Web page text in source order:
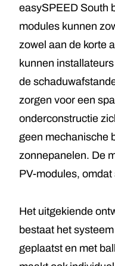
easySPEED South
modules kunnen
zowel aan de korte
kunnen
de
zorgen voor een
onderconstructie
geen mechanische
zonnepanelen. De
PV-modules,
Het uitgekiende
bestaat het
geplaatst en met